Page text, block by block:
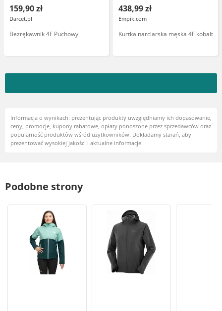
159,90 zł
Darcet.pl
Bezrękawnik 4F Puchowy
438,99 zł
Empik.com
Kurtka narciarska męska 4F kobalt
Informacja o wynikach: prezentując produkty uwzględniamy ich dopasowanie,
ceny, promocje, kupony rabatowe, opłaty ponoszone przez sprzedawców oraz
popularność produktów wśród użytkowników. Dokładamy starań, aby
prezentować wysokiej jakości i aktualne informacje.
Podobne strony